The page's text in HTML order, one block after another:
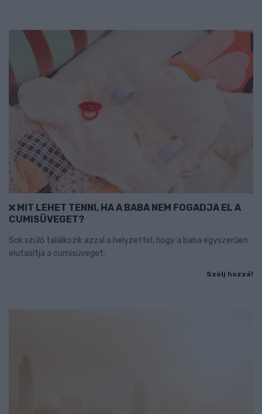
MIT LEHET TENNI, HA A BABA NEM FOGADJA EL A
CUMISÜVEGET?
Sok szülő találkozik azzal a helyzettel, hogy a baba egyszerűen
elutasítja a cumisüveget.
Szólj hozzá!